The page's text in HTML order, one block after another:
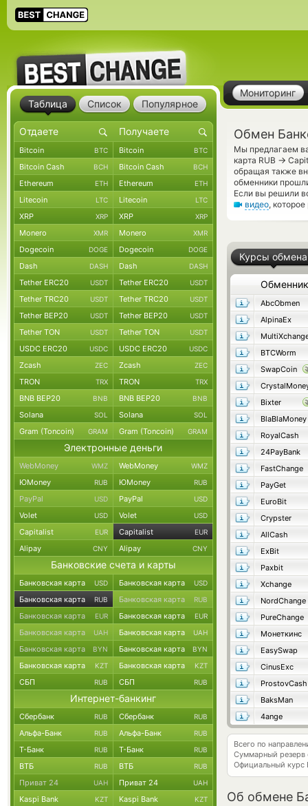
Мониторинг
Обмен
Мы предлагаем
карта RUB →
обращая также
обменники
Если вы решили
видео,
Курсы обмена
Обменник
AbcObmen
AlpinaEx
BTCWorm
SwapCoin
Bixter
BlaBlaMoney
RoyalCash
24PayBank
FastChange
PayGet
EuroBit
Crypster
AllCash
ExBit
Paxbit
Xchange
NordChange
PureChange
Монеткинс
EasySwap
CinusExc
ProstovCash
BaksMan
4ange
Всего по
Суммарный резерв
Официальный курс
Об обмене
Таблица Список Популярное
Bitcoin BTC Bitcoin BTC
Bitcoin Cash BCH Bitcoin Cash BCH
Ethereum ETH Ethereum ETH
Litecoin LTC Litecoin LTC
XRP XRP XRP XRP
Monero XMR Monero XMR
Dogecoin DOGE Dogecoin DOGE
Dash DASH Dash DASH
Tether ERC20 USDT Tether ERC20 USDT
Tether TRC20 USDT Tether TRC20 USDT
Tether BEP20 USDT Tether BEP20 USDT
Tether TON USDT Tether TON USDT
USDC ERC20 USDC USDC ERC20 USDC
Zcash ZEC Zcash ZEC
TRON TRX TRON TRX
BNB BEP20 BNB BNB BEP20 BNB
Solana SOL Solana SOL
Gram (Toncoin) GRAM Gram (Toncoin) GRAM
Электронные деньги
WebMoney WMZ WebMoney WMZ
ЮMoney RUB ЮMoney RUB
PayPal USD PayPal USD
Volet USD Volet USD
Capitalist EUR Capitalist EUR
Alipay CNY Alipay CNY
Банковские счета и карты
Банковская карта USD Банковская карта USD
Банковская карта RUB Банковская карта RUB
Банковская карта EUR Банковская карта EUR
Банковская карта UAH Банковская карта UAH
Банковская карта BYN Банковская карта BYN
Банковская карта KZT Банковская карта KZT
СБП RUB СБП RUB
Интернет-банкинг
Сбербанк RUB Сбербанк RUB
Альфа-Банк RUB Альфа-Банк RUB
Т-Банк RUB Т-Банк RUB
ВТБ RUB ВТБ RUB
Приват 24 UAH Приват 24 UAH
Kaspi Bank KZT Kaspi Bank KZT